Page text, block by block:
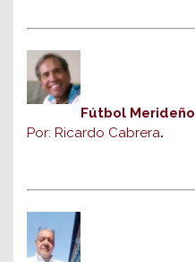
Fútbol Merideño
Por: Ricardo Cabrera.